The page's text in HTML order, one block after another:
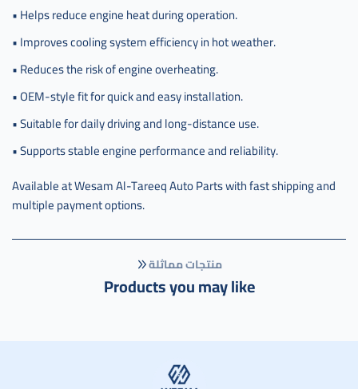
تايون
,
مروحة
رديتر
هوندا
تايون
,
رديتر
هوندا
اكورد
تايوان
• Helps reduce engine heat during operation.
• Improves cooling system efficiency in hot weather.
• Reduces the risk of engine overheating.
• OEM-style fit for quick and easy installation.
• Suitable for daily driving and long-distance use.
• Supports stable engine performance and reliability.
Available at Wesam Al-Tareeq Auto Parts with fast shipping and
multiple payment options.
منتجات مماثلة
Products you may like